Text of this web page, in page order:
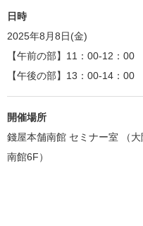
日時
2025年8月8日(金)
【午前の部】11：00-12：00
【午後の部】13：00-14：00
開催場所
錢屋本舗南館 セミナー室 （
南館6F）